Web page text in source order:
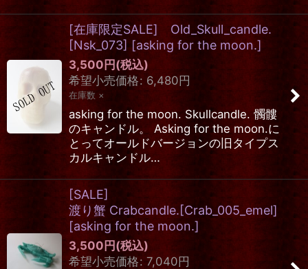
[在庫限定SALE] Old_Skull_candle.
[Nsk_073] [asking for the moon.]
3,500円(税込)
希望小売価格: 6,480円
在庫数 ×
asking for the moon. Skullcandle. 髑髏
のキャンドル。 Asking for the moon.に
とってオールドバージョンの旧タイプス
カルキャンドル…
[SALE]
渡り蟹 Crabcandle.[Crab_005_emel]
[asking for the moon.]
3,500円(税込)
希望小売価格: 7,040円